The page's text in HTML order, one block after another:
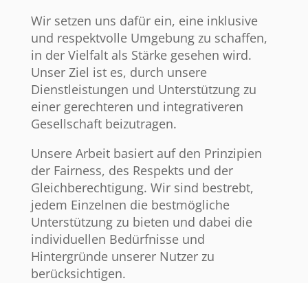
Wir setzen uns dafür ein, eine inklusive
und respektvolle Umgebung zu schaffen,
in der Vielfalt als Stärke gesehen wird.
Unser Ziel ist es, durch unsere
Dienstleistungen und Unterstützung zu
einer gerechteren und integrativeren
Gesellschaft beizutragen.
Unsere Arbeit basiert auf den Prinzipien
der Fairness, des Respekts und der
Gleichberechtigung. Wir sind bestrebt,
jedem Einzelnen die bestmögliche
Unterstützung zu bieten und dabei die
individuellen Bedürfnisse und
Hintergründe unserer Nutzer zu
berücksichtigen.